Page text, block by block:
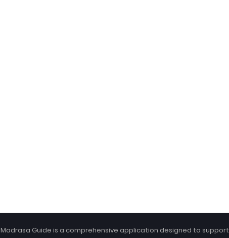
Madrasa Guide is a comprehensive application designed to support